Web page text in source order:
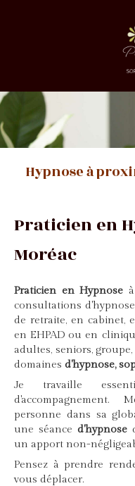
Hypnose à
Praticien en
Moréac
Praticien en Hypnose
consultations
de retraite, en cabinet,
en EHPAD ou en
adultes, seniors,
domaines d'hypnose,
Je travaille
d'accompagnement.
personne dans sa
une séance d'hypnose
un apport non-
Pensez à prendre
vous déplacer.